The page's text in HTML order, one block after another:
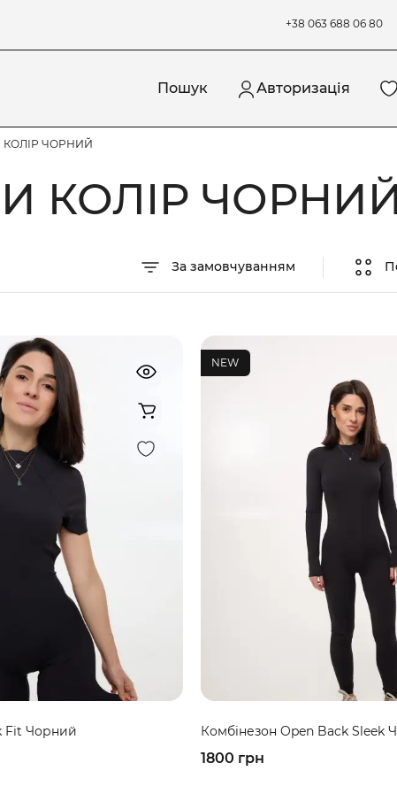
+38 063 688 06 80
Пошук Авторизація
КОЛІР ЧОРНИЙ
КОЛІР
За замовчуванням
Fit Чорний
NEW
Комбінезон Open Back Sleek
1800 грн